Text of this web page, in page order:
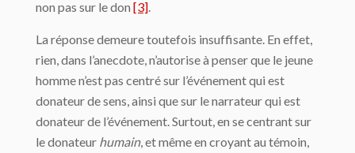
non pas sur le don [3].
La réponse demeure toutefois insuffisante. En effet,
rien, dans l’anecdote, n’autorise à penser que le jeune
homme n’est pas centré sur l’événement qui est
donateur de sens, ainsi que sur le narrateur qui est
donateur de l’événement. Surtout, en se centrant sur
le donateur humain, et même en croyant au témoin,